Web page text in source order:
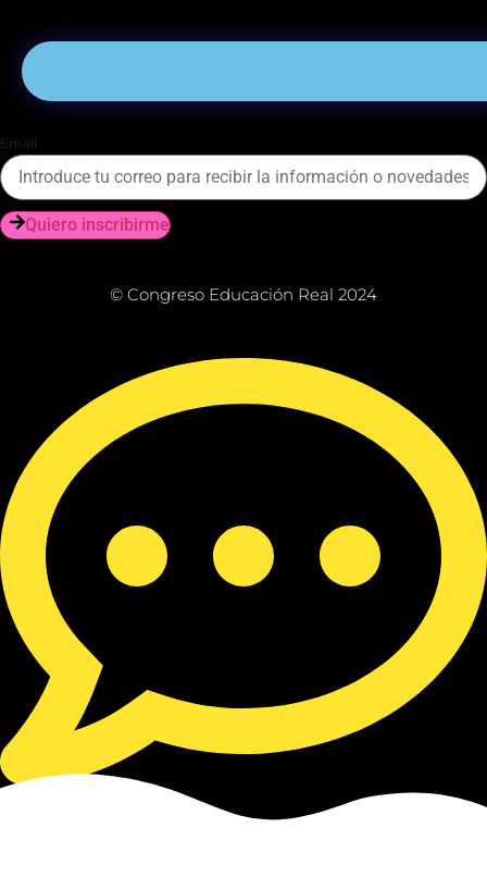
Email
Quiero inscribirme
© Congreso Educación Real 2024